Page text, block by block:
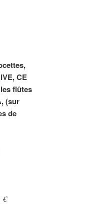
CE
flûtes
(sur
de
€